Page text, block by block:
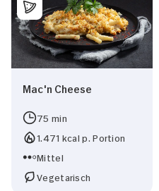
Mac'n Cheese
75 min
1.471 kcal p. Portion
Mittel
Vegetarisch